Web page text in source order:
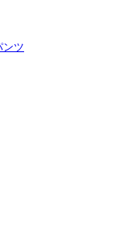
ンツ